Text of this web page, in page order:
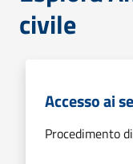
civile
Accesso ai
Procedimento